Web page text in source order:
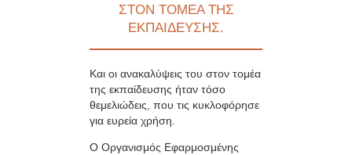
ΣΤΟΝ ΤΟΜΕΑ ΤΗΣ
ΕΚΠΑΙΔΕΥΣΗΣ.
Και οι ανακαλύψεις του στον τομέα
της εκπαίδευσης ήταν τόσο
θεμελιώδεις, που τις κυκλοφόρησε
για ευρεία χρήση.
Ο Oργανισμός Εφαρμοσμένης